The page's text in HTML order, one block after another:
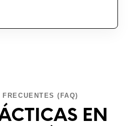
FRECUENTES (FAQ)
EN